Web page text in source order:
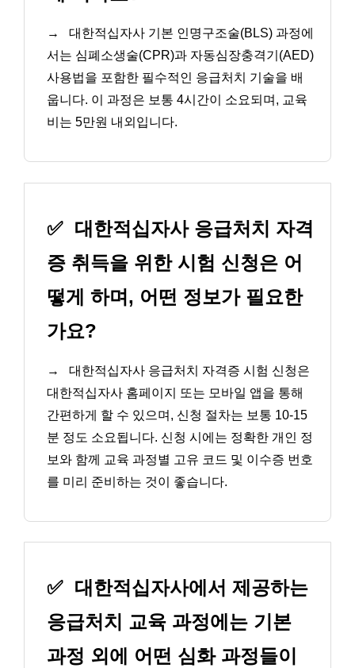
→
대한적십자사 기본 인명구조술(BLS) 과정에
서는 심폐소생술(CPR)과 자동심장충격기(AED)
사용법을 포함한 필수적인 응급처치 기술을 배
웁니다. 이 과정은 보통 4시간이 소요되며, 교육
비는 5만원 내외입니다.
✅ 대한적십자사 응급처치 자격
증 취득을 위한 시험 신청은 어
떻게 하며, 어떤 정보가 필요한
가요?
→
대한적십자사 응급처치 자격증 시험 신청은
대한적십자사 홈페이지 또는 모바일 앱을 통해
간편하게 할 수 있으며, 신청 절차는 보통 10-15
분 정도 소요됩니다. 신청 시에는 정확한 개인 정
보와 함께 교육 과정별 고유 코드 및 이수증 번호
를 미리 준비하는 것이 좋습니다.
✅ 대한적십자사에서 제공하는
응급처치 교육 과정에는 기본
과정 외에 어떤 심화 과정들이